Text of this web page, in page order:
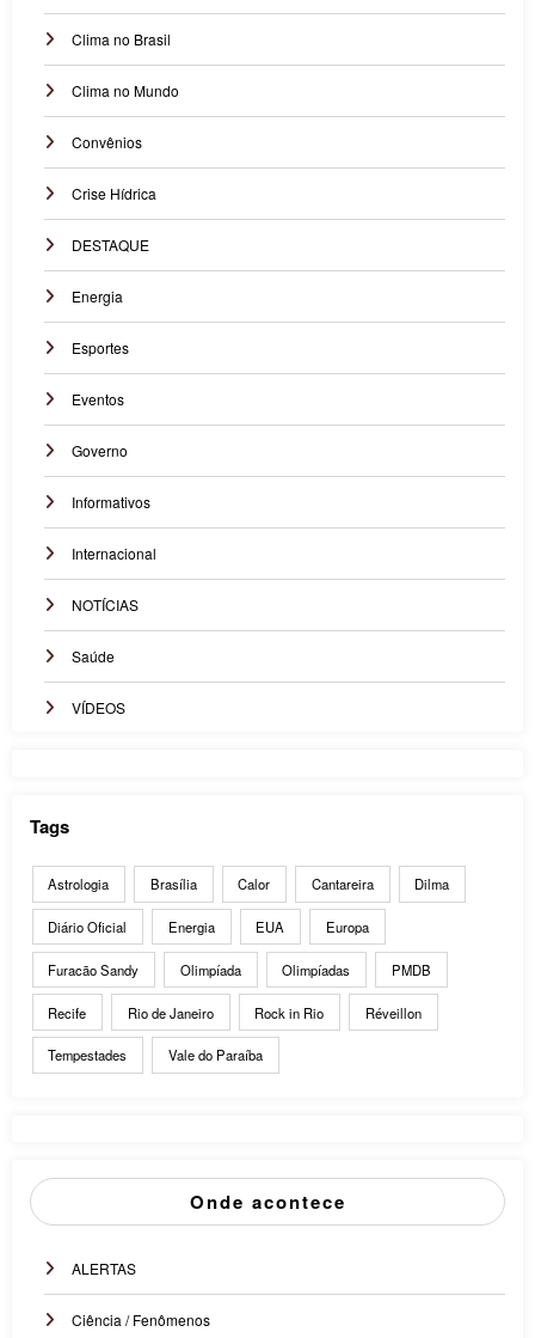
Clima no Brasil
Clima no Mundo
Convênios
Crise Hídrica
DESTAQUE
Energia
Esportes
Eventos
Governo
Informativos
Internacional
NOTÍCIAS
Saúde
VÍDEOS
Tags
Astrologia Brasília Calor Cantareira Dilma
Diário Oficial Energia EUA Europa
Furacão Sandy Olimpíada Olimpíadas PMDB
Recife Rio de Janeiro Rock in Rio Réveillon
Tempestades Vale do Paraíba
Onde acontece
ALERTAS
Ciência / Fenômenos